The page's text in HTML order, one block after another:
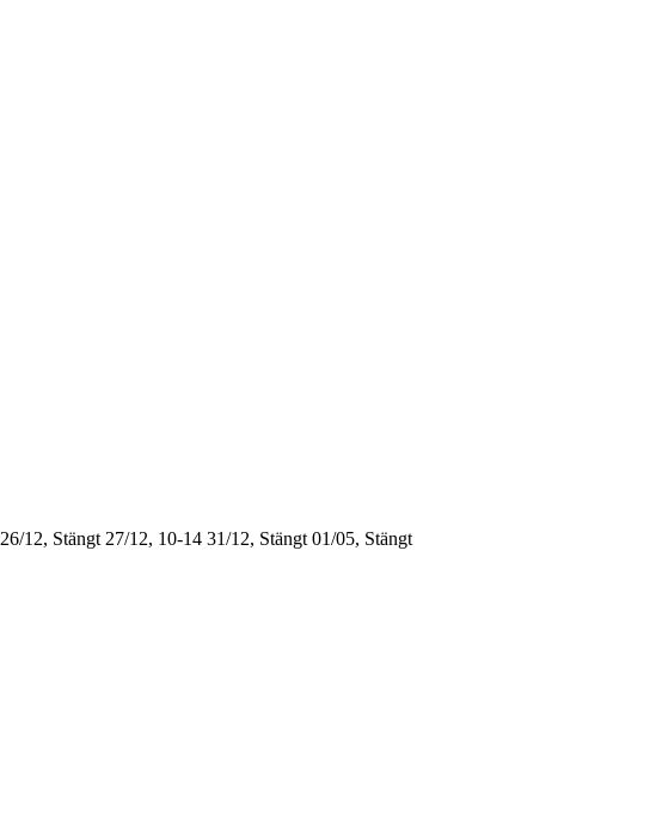
26/12, Stängt 27/12, 10-14 31/12, Stängt 01/05, Stängt